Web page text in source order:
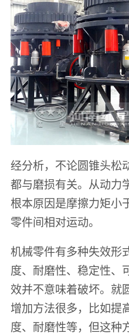
经分析，不论圆锥头松
都与磨损有关。从动力
根本原因是摩擦力矩小
零件间相对运动。
机械零件有多种失效形
度、耐磨性、稳定性、
效并不意味着破坏。就
增加方法很多，比如提
度、耐磨性等，但这种